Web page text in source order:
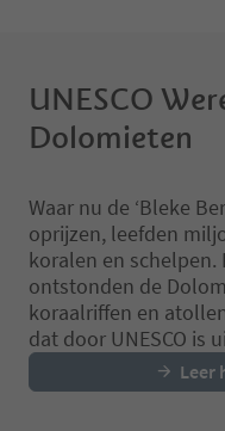
UNESCO
Dolomieten
Waar nu de ‘Bleke
oprijzen, leefden
koralen en schelpen.
ontstonden de
koraalriffen en
dat door UNESCO is
Leer